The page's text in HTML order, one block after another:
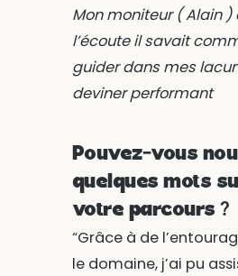
Mon moniteur ( Alain )
l’écoute il savait
guider dans mes
deviner performant
Pouvez-vous
quelques mots
votre parcours ?
“Grâce à de
le domaine, j’ai pu